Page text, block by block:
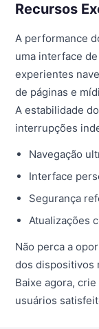
Recursos
A performance
uma interface
experientes
de páginas e
A estabilidade
interrupções
Navegação
Interface
Segurança
Atualizações
Não perca a
dos dispositivos
Baixe agora,
usuários